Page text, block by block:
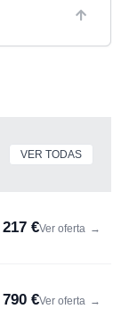
VER TODAS
217 €Ver oferta →
790 €Ver oferta →